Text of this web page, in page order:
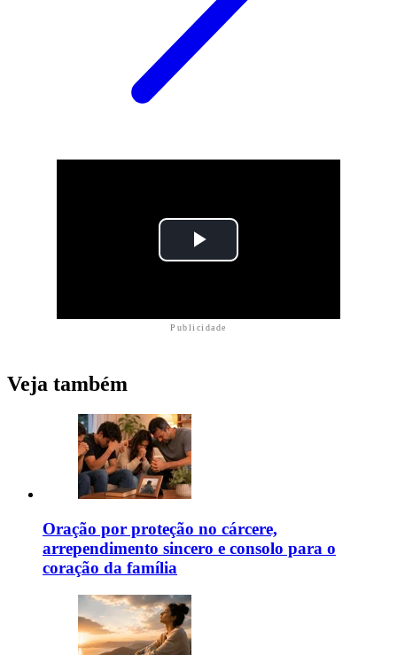
Publicidade
Veja também
Oração por proteção no cárcere,
arrependimento sincero e consolo para o
coração da família